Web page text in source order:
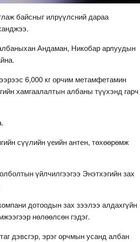
байсныг илрүүлсний дараа
Андаман, Никобар арлуудын
6,000 кг орчим метамфетамин
хамгаалалтын албаны түүхэнд гарч
сүүлийн үеийн антен, төхөөрөмж
үйлчилгээгээ Энэтхэгийн зах
дотоодын зах зээлээ алдахгүйн
нөлөөлсөн гэдэг.
дэвсгэр, эрэг орчмын усанд албан